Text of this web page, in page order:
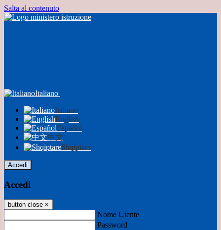
Salta al contenuto
Italiano
Italiano
English
Español
中文
Shqiptare
Accedi
Accedi
button close ×
Nome Utente
Password